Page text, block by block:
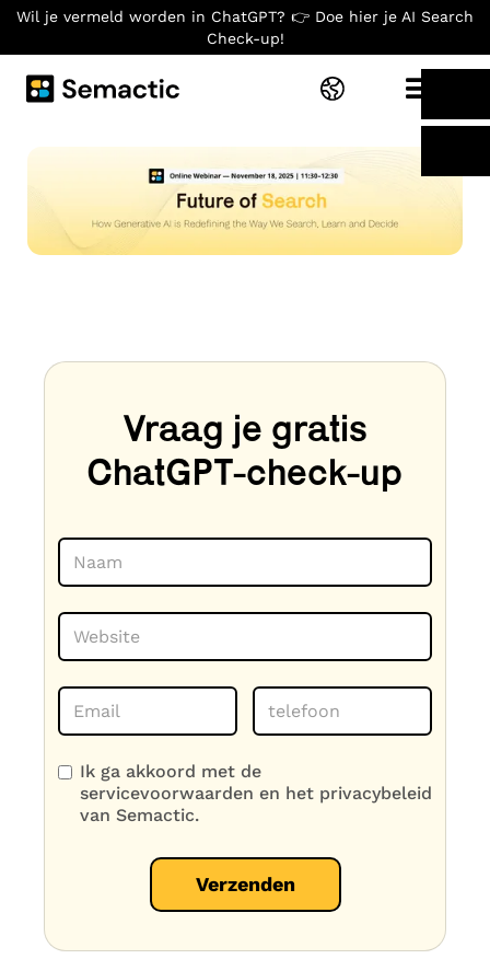
Wil je vermeld worden in ChatGPT? 👉 Doe hier je AI Search
Check-up!
Vraag je gratis
ChatGPT-check-up
Ik ga akkoord met de
servicevoorwaarden en het privacybeleid
van Semactic.